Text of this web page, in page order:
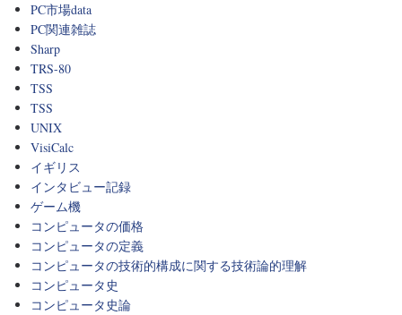
PC市場data
PC関連雑誌
Sharp
TRS-80
TSS
TSS
UNIX
VisiCalc
イギリス
インタビュー記録
ゲーム機
コンピュータの価格
コンピュータの定義
コンピュータの技術的構成に関する技術論的理解
コンピュータ史
コンピュータ史論